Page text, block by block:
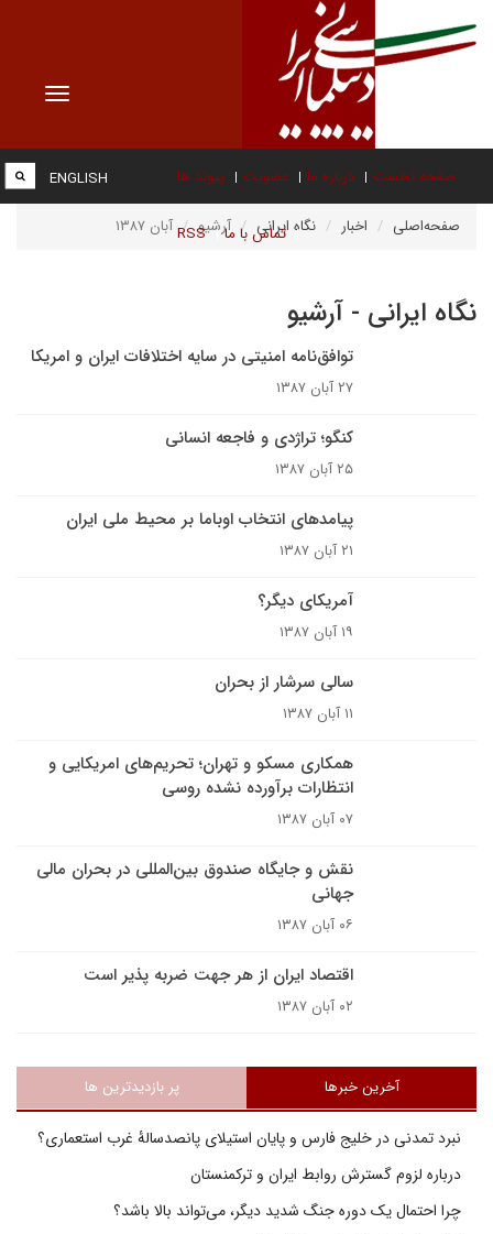
Toggle
صفحه نخست درباره ما عضویت پیوند ها
تماس با ما RSS
ENGLISH
صفحه‌اصلی اخبار نگاه ایرانی آرشیو آبان ۱۳۸۷
نگاه ایرانی - آرشیو
توافق‌نامه امنیتی در سایه اختلافات ایران و امریکا
۲۷ آبان ۱۳۸۷
کنگو؛ تراژدی و فاجعه انسانی
۲۵ آبان ۱۳۸۷
پيامدهاى انتخاب اوباما بر محیط ملی ایران
۲۱ آبان ۱۳۸۷
آمریکای دیگر؟
۱۹ آبان ۱۳۸۷
سالی سرشار از بحران
۱۱ آبان ۱۳۸۷
همکاری مسکو و تهران؛ تحریم‌های امریکایی و
انتظارات برآورده نشده روسی
۰۷ آبان ۱۳۸۷
نقش و جایگاه صندوق بین‌المللی در بحران مالی
جهانی
۰۶ آبان ۱۳۸۷
اقتصاد ایران از هر جهت ضربه پذیر است
۰۲ آبان ۱۳۸۷
آخرین خبرها پر بازدیدترین ها
نبرد تمدنی در خلیج فارس و پایان استیلای پانصدسالۀ غرب استعماری؟
درباره لزوم گسترش روابط ایران و ترکمنستان
چرا احتمال یک دوره جنگ شدید دیگر، می‌تواند بالا باشد؟